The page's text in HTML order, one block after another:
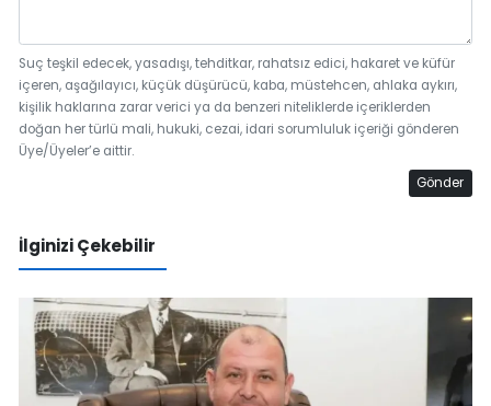
Suç teşkil edecek, yasadışı, tehditkar, rahatsız edici, hakaret ve küfür
içeren, aşağılayıcı, küçük düşürücü, kaba, müstehcen, ahlaka aykırı,
kişilik haklarına zarar verici ya da benzeri niteliklerde içeriklerden
doğan her türlü mali, hukuki, cezai, idari sorumluluk içeriği gönderen
Üye/Üyeler’e aittir.
Gönder
İlginizi Çekebilir